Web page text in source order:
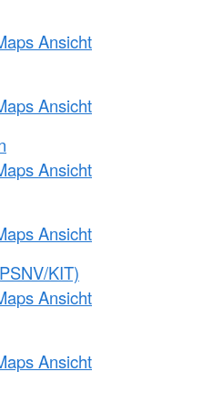
Ansicht
Ansicht
Ansicht
Ansicht
KIT)
Ansicht
Ansicht